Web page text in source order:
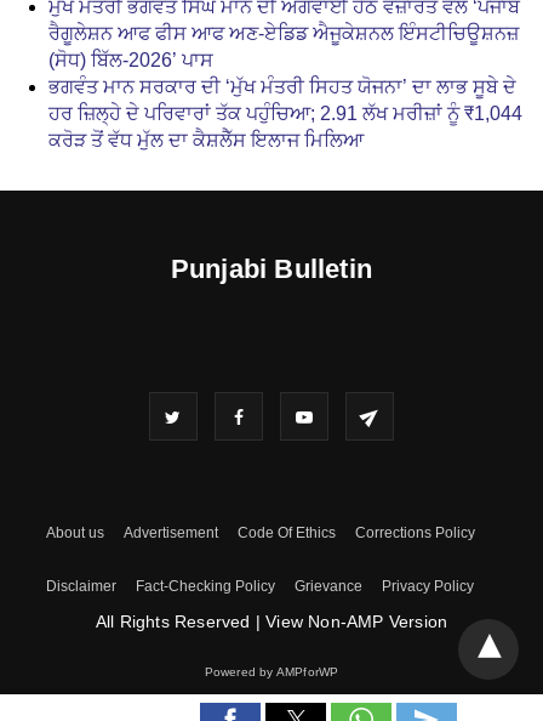
ਮੁੱਖ ਮੰਤਰੀ ਭਗਵੰਤ ਸਿੰਘ ਮਾਨ ਦੀ ਅਗਵਾਈ ਹੇਠ ਵਜ਼ਾਰਤ ਵੱਲੋਂ ‘ਪੰਜਾਬ
ਰੈਗੂਲੇਸ਼ਨ ਆਫ ਫੀਸ ਆਫ ਅਣ-ਏਡਿਡ ਐਜੂਕੇਸ਼ਨਲ ਇੰਸਟੀਚਿਊਸ਼ਨਜ਼
(ਸੋਧ) ਬਿੱਲ-2026’ ਪਾਸ
ਭਗਵੰਤ ਮਾਨ ਸਰਕਾਰ ਦੀ ‘ਮੁੱਖ ਮੰਤਰੀ ਸਿਹਤ ਯੋਜਨਾ’ ਦਾ ਲਾਭ ਸੂਬੇ ਦੇ
ਹਰ ਜ਼ਿਲ੍ਹੇ ਦੇ ਪਰਿਵਾਰਾਂ ਤੱਕ ਪਹੁੰਚਿਆ; 2.91 ਲੱਖ ਮਰੀਜ਼ਾਂ ਨੂੰ ₹1,044
ਕਰੋੜ ਤੋਂ ਵੱਧ ਮੁੱਲ ਦਾ ਕੈਸ਼ਲੈੱਸ ਇਲਾਜ ਮਿਲਿਆ
Punjabi Bulletin
About us Advertisement Code Of Ethics Corrections Policy
Disclaimer Fact-Checking Policy Grievance Privacy Policy
All Rights Reserved | View Non-AMP Version
Powered by AMPforWP